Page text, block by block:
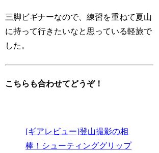
三脚ビギナーなので、練習を重ねて夏山
に持って行きたいなと思っている軽旅で
した。
こちらも合わせてどうぞ！
[ギアレビュー]登山撮影の相
棒！シューティンググリップ